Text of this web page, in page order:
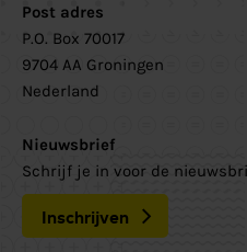
Post adres
P.O. Box 70017
9704 AA Groningen
Nederland
Nieuwsbrief
Schrijf je in voor de
Inschrijven